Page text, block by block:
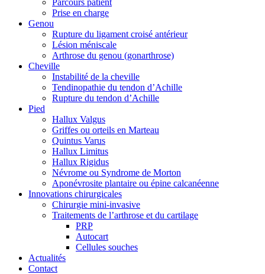
Parcours patient
Prise en charge
Genou
Rupture du ligament croisé antérieur
Lésion méniscale
Arthrose du genou (gonarthrose)
Cheville
Instabilité de la cheville
Tendinopathie du tendon d’Achille
Rupture du tendon d’Achille
Pied
Hallux Valgus
Griffes ou orteils en Marteau
Quintus Varus
Hallux Limitus
Hallux Rigidus
Névrome ou Syndrome de Morton
Aponévrosite plantaire ou épine calcanéenne
Innovations chirurgicales
Chirurgie mini-invasive
Traitements de l’arthrose et du cartilage
PRP
Autocart
Cellules souches
Actualités
Contact